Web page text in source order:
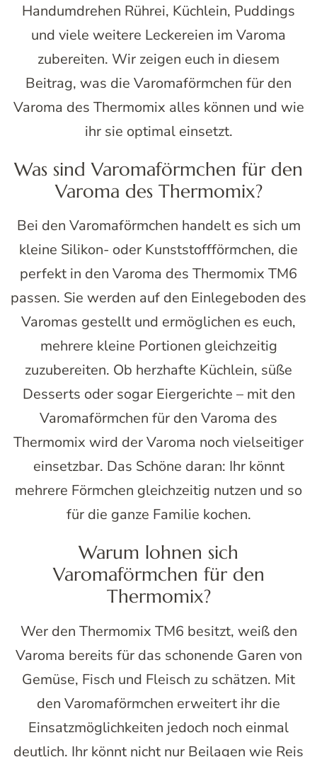
Handumdrehen Rührei, Küchlein, Puddings
und viele weitere Leckereien im Varoma
zubereiten. Wir zeigen euch in diesem
Beitrag, was die Varomaförmchen für den
Varoma des Thermomix alles können und wie
ihr sie optimal einsetzt.
Was sind Varomaförmchen für den
Varoma des Thermomix?
Bei den Varomaförmchen handelt es sich um
kleine Silikon- oder Kunststoffförmchen, die
perfekt in den Varoma des Thermomix TM6
passen. Sie werden auf den Einlegeboden des
Varomas gestellt und ermöglichen es euch,
mehrere kleine Portionen gleichzeitig
zuzubereiten. Ob herzhafte Küchlein, süße
Desserts oder sogar Eiergerichte – mit den
Varomaförmchen für den Varoma des
Thermomix wird der Varoma noch vielseitiger
einsetzbar. Das Schöne daran: Ihr könnt
mehrere Förmchen gleichzeitig nutzen und so
für die ganze Familie kochen.
Warum lohnen sich
Varomaförmchen für den
Thermomix?
Wer den Thermomix TM6 besitzt, weiß den
Varoma bereits für das schonende Garen von
Gemüse, Fisch und Fleisch zu schätzen. Mit
den Varomaförmchen erweitert ihr die
Einsatzmöglichkeiten jedoch noch einmal
deutlich. Ihr könnt nicht nur Beilagen wie Reis